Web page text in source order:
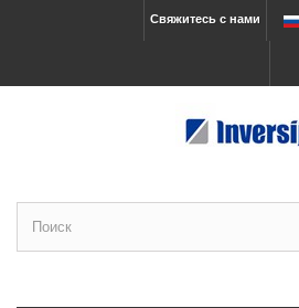
Свяжитесь с нами